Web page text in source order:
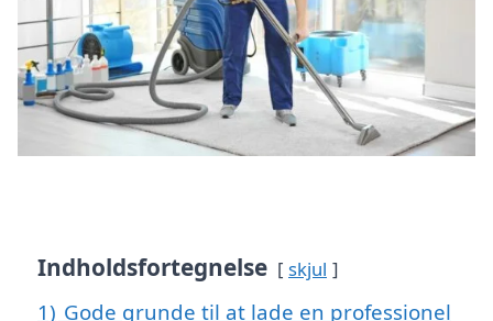
Indholdsfortegnelse skjul
1) Gode grunde til at lade en professionel